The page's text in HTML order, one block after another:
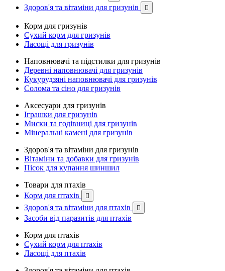
Здоров'я та вітаміни для гризунів 
Корм для гризунів
Сухий корм для гризунів
Ласощі для гризунів
Наповнювачі та підстилки для гризунів
Деревні наповнювачі для гризунів
Кукурудзяні наповнювачі для гризунів
Солома та сіно для гризунів
Аксесуари для гризунів
Іграшки для гризунів
Миски та годівниці для гризунів
Мінеральні камені для гризунів
Здоров'я та вітаміни для гризунів
Вітаміни та добавки для гризунів
Пісок для купання шиншил
Товари для птахів
Корм для птахів

Здоров'я та вітаміни для птахів 
Засоби від паразитів для птахів
Корм для птахів
Сухий корм для птахів
Ласощі для птахів